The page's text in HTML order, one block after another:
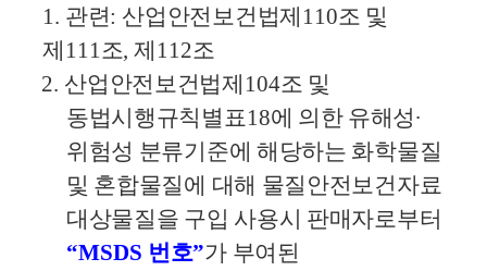
1. 관련: 산업안전보건법제 110조 및
제 111 조,제 112조
2. 산업안전보건법제 104조 및
동법시행규칙별표18에 의한 유해성∙
위험성 분류기준에 해당하는 화학물질
및 혼합물질에 대해 물질안전보건자료
대상물질을 구입 사용시 판매자로부터
“MSDS 번호”가 부여된